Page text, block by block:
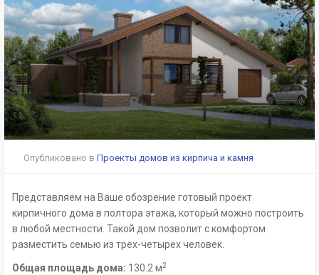
Опубликовано в Проекты домов из кирпича и камня
Представляем на Ваше обозрение готовый проект
кирпичного дома в полтора этажа, который можно построить
в любой местности. Такой дом позволит с комфортом
разместить семью из трех-четырех человек.
Общая площадь дома: 130.2 м2